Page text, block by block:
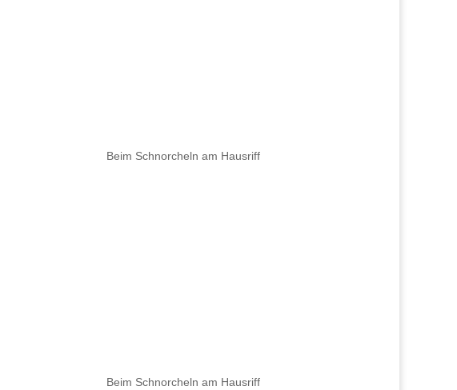
Beim Schnorcheln am Hausriff
Beim Schnorcheln am Hausriff